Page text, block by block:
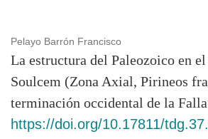
Google Académico
ICYT
J-Gate
JournalTOCs
Latindex
Pelayo Barrón Francisco
La estructura del Paleozoico en
Soulcem (Zona Axial, Pirineos
terminación occidental de la
https://doi.org/10.17811/